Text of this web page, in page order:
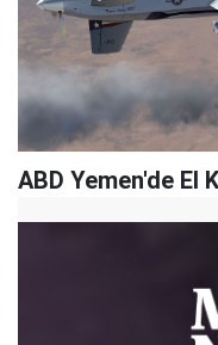
ABD Yemen'de El